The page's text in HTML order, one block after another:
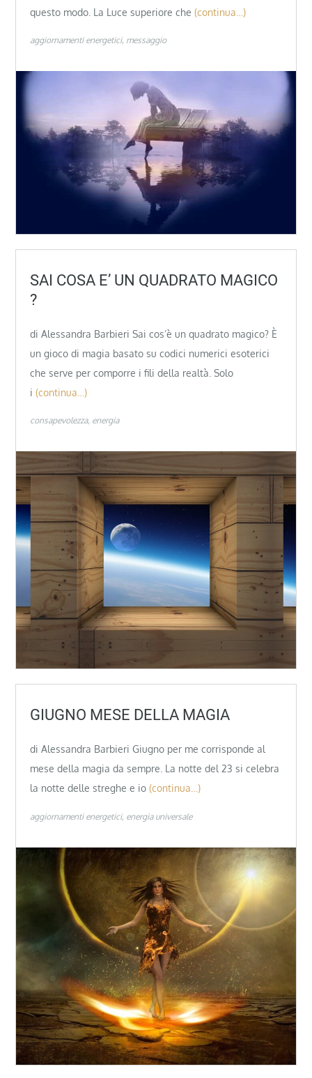
questo modo. La Luce superiore che (continua…)
aggiornamenti energetici messaggio
SAI COSA E’ UN QUADRATO MAGICO
?
di Alessandra Barbieri Sai cos’è un quadrato magico? È
un gioco di magia basato su codici numerici esoterici
che serve per comporre i fili della realtà. Solo
i (continua…)
consapevolezza energia
GIUGNO MESE DELLA MAGIA
di Alessandra Barbieri Giugno per me corrisponde al
mese della magia da sempre. La notte del 23 si celebra
la notte delle streghe e io (continua…)
aggiornamenti energetici energia universale